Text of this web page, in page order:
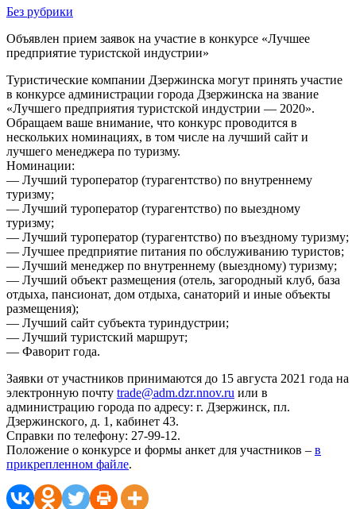
Без рубрики
Объявлен прием заявок на участие в конкурсе «Лучшее
предприятие туристской индустрии»
Туристические компании Дзержинска могут принять участие
в конкурсе администрации города Дзержинска на звание
«Лучшего предприятия туристской индустрии — 2020».
Обращаем ваше внимание, что конкурс проводится в
нескольких номинациях, в том числе на лучший сайт и
лучшего менеджера по туризму.
Номинации:
— Лучший туроператор (турагентство) по внутреннему
туризму;
— Лучший туроператор (турагентство) по выездному
туризму;
— Лучший туроператор (турагентство) по въездному туризму;
— Лучшее предприятие питания по обслуживанию туристов;
— Лучший менеджер по внутреннему (выездному) туризму;
— Лучший объект размещения (отель, загородный клуб, база
отдыха, пансионат, дом отдыха, санаторий и иные объекты
размещения);
— Лучший сайт субъекта туриндустрии;
— Лучший туристский маршрут;
— Фаворит года.
Заявки от участников принимаются до 15 августа 2021 года на
электронную почту trade@adm.dzr.nnov.ru или в
администрацию города по адресу: г. Дзержинск, пл.
Дзержинского, д. 1, кабинет 43.
Справки по телефону: 27-99-12.
Положение о конкурсе и формы анкет для участников – в
прикрепленном файле.